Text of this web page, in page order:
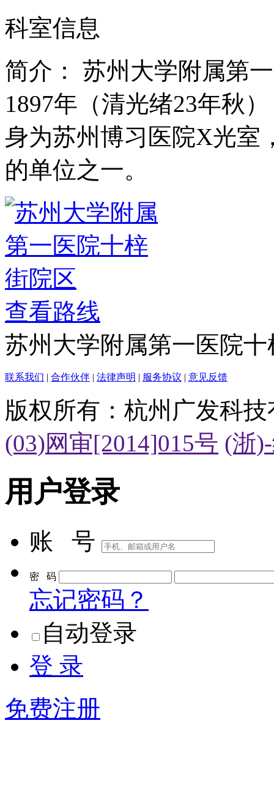
科室信息
简介：
苏州大学附属第
1897年（清光绪23年秋
身为苏州博习医院X光室
的单位之一。
查看路线
苏州大学附属第一医院
联系我们 | 合作伙伴 | 法律声明 | 服务协议 | 意见反馈
版权所有：杭州广发科
(03)网审[2014]015号 (浙
用户登录
账 号
密 码
忘记密码？
自动登录
登 录
免费注册